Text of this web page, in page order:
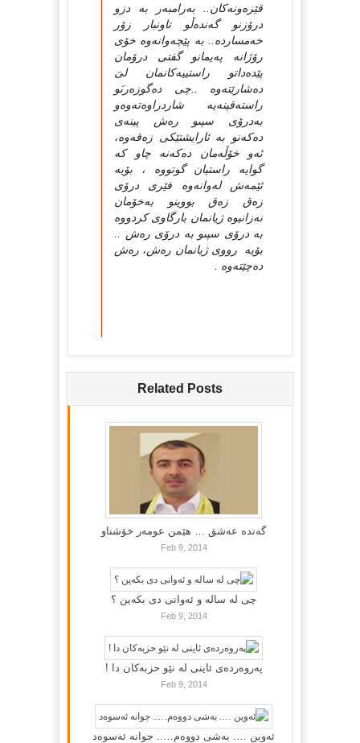
قێزەونەكان.. بەرامبەر بە دزو
درۆزنو گەندەڵو تاونبار زۆر
خەمساردە.. بە پێچەوانەوە خۆى
رۆژانە پەیمانو گفتى درۆمان
پێدەداتو راستییەكانمان لىَ
دەشارێتەوە ..چى دەگوزەرىَو
راستەقینەیە شاردراوەتەوەو
بەدرۆى سپىو رەش پینەى
دەكەنو بە ئارایشتێكى زەقەوە،
ئەو خۆڵەمان دەكەنە چاو كە
گوایە راستیان گوتووە ، بۆیە
ئێمەش لەوانەوە فێرى درۆى
زەق زەق بووینو بەخۆمان
نەزانیوە ژیانمان بارگاوى كردووە
بە درۆى سپىو بە درۆى رەش ..
بۆیە رووی ژیانمان رەش، رەش
دەچێتەوە .
Related Posts
گه‌نده‌ عه‌شق … هێمن عومه‌ر خۆشناو
Feb 9, 2014
چی لە سالە و ئەوانی دی بكەین ؟
Feb 9, 2014
پەروەردەی ئاینی لە نێو حزبەکان دا !
Feb 9, 2014
ئەوین …. بەشی دووەم….. جوانە ئەسوەد